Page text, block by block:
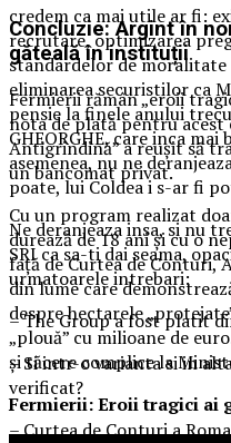
credem ca mai utile ar fi:
recrutare, optimizarea
standardelor de
eliminarea securistilor ca
pensie la finele anului
GHEORGHE, care inca
asemenea, nu ne
poate, lui Coldea i s-ar fi
Ne deranjeaza insa, si nu
SRI ca sa-ti dai seama,
urmatoarele intrebari:
– The Group a fost platit
– Si intr-o varianta si in
verificat?
– Curtea de Conturi a
Concluzie: Argint în
găteală în instituții
Fermierii rămân „eroii
nota de plată pentru acest
Antigrindină” a reușit să
un bancomat privat.
Cu un program realizat
durează de 18 ani și cu o
față de Curtea de Conturi,
din lume care
despre hectarele
„plouă” cu milioane de
și tăcere complice la
Fermierii: Eroii tragici ai